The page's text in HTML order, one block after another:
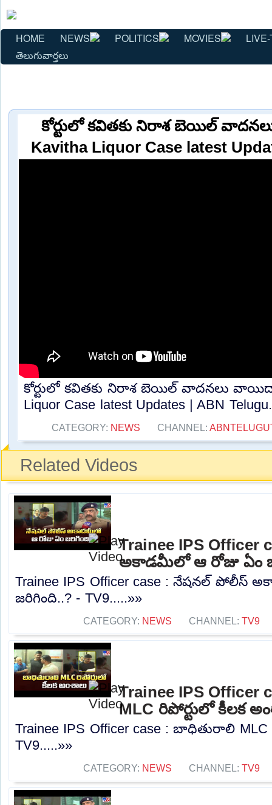
HOME NEWS POLITICS MOVIES
తెలుగువార్తలు
కోర్టులో కవితకు నిరాశ బెయిల్
Kavitha Liquor Case latest
కోర్టులో కవితకు నిరాశ బెయిల్ వాదనలు వాయిదా
Liquor Case latest Updates | ABN
CATEGORY: NEWS CHANNEL:
Related Videos
Trainee IPS
అకాడమీలో ఆ రోజు ఏం
Trainee IPS Officer case : నేషనల్ పోలీస్
జరిగింది..? - TV9.....»»
CATEGORY: NEWS CHANNEL: TV9
Trainee IPS
MLC రిపోర్టులో కీలక
Trainee IPS Officer case : బాధితురాలి
TV9.....»»
CATEGORY: NEWS CHANNEL: TV9